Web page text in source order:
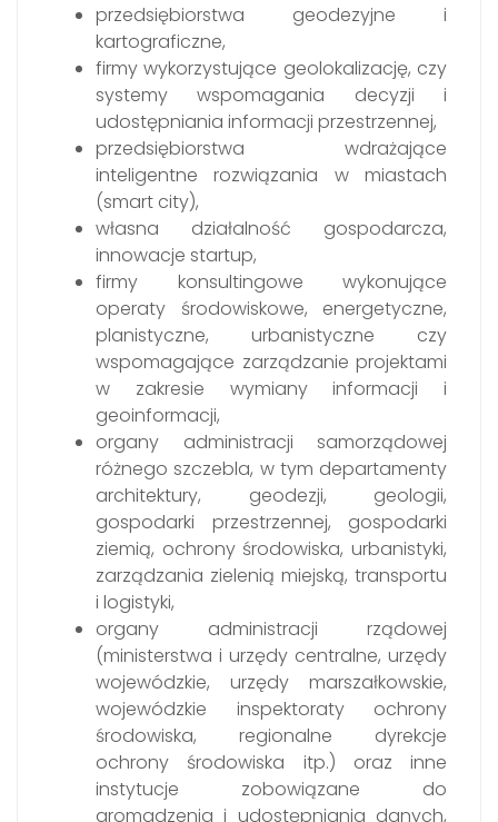
przedsiębiorstwa geodezyjne i
kartograficzne,
firmy wykorzystujące geolokalizację, czy
systemy wspomagania decyzji i
udostępniania informacji przestrzennej,
przedsiębiorstwa wdrażające
inteligentne rozwiązania w miastach
(smart city),
własna działalność gospodarcza,
innowacje startup,
firmy konsultingowe wykonujące
operaty środowiskowe, energetyczne,
planistyczne, urbanistyczne czy
wspomagające zarządzanie projektami
w zakresie wymiany informacji i
geoinformacji,
organy administracji samorządowej
różnego szczebla, w tym departamenty
architektury, geodezji, geologii,
gospodarki przestrzennej, gospodarki
ziemią, ochrony środowiska, urbanistyki,
zarządzania zielenią miejską, transportu
i logistyki,
organy administracji rządowej
(ministerstwa i urzędy centralne, urzędy
wojewódzkie, urzędy marszałkowskie,
wojewódzkie inspektoraty ochrony
środowiska, regionalne dyrekcje
ochrony środowiska itp.) oraz inne
instytucje zobowiązane do
gromadzenia i udostępniania danych,